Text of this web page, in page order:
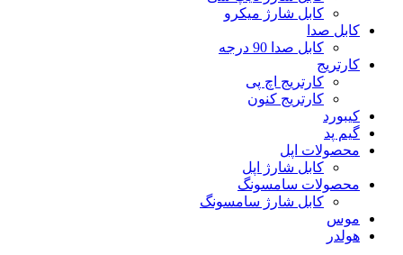
کابل شارژ میکرو
کابل صدا
کابل صدا 90 درجه
کارتریج
کارتریج اچ پی
کارتریج کنون
کیبورد
گیم پد
محصولات اپل
کابل شارژ اپل
محصولات سامسونگ
کابل شارژ سامسونگ
موس
هولدر